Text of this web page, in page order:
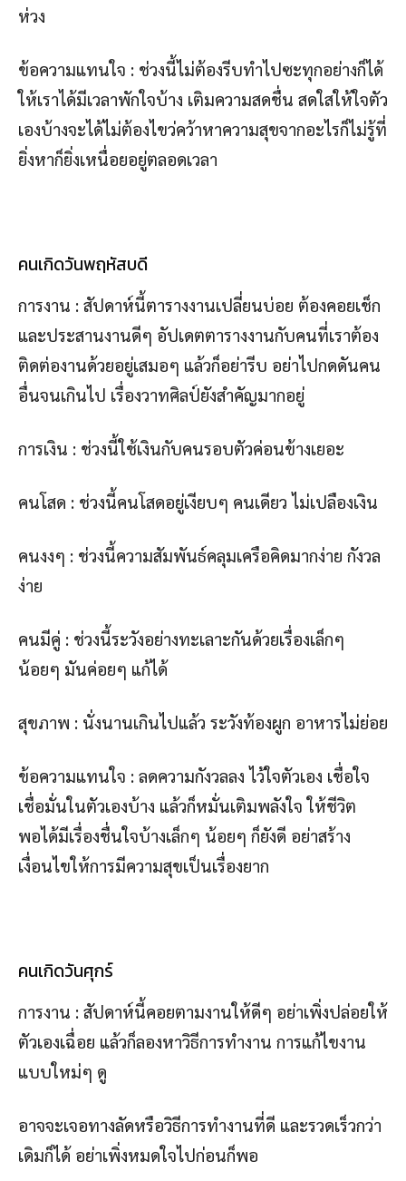
ห่วง
ข้อความแทนใจ : ช่วงนี้ไม่ต้องรีบทำไปซะทุกอย่างก็ได้
ให้เราได้มีเวลาพักใจบ้าง เติมความสดชื่น สดใสให้ใจตัว
เองบ้างจะได้ไม่ต้องไขว่คว้าหาความสุขจากอะไรก็ไม่รู้ที่
ยิ่งหาก็ยิ่งเหนื่อยอยู่ตลอดเวลา
คนเกิดวันพฤหัสบดี
การงาน : สัปดาห์นี้ตารางงานเปลี่ยนบ่อย ต้องคอยเช็ก
และประสานงานดีๆ อัปเดตตารางงานกับคนที่เราต้อง
ติดต่องานด้วยอยู่เสมอๆ แล้วก็อย่ารีบ อย่าไปกดดันคน
อื่นจนเกินไป เรื่องวาทศิลป์ยังสำคัญมากอยู่
การเงิน : ช่วงนี้ใช้เงินกับคนรอบตัวค่อนข้างเยอะ
คนโสด : ช่วงนี้คนโสดอยู่เงียบๆ คนเดียว ไม่เปลืองเงิน
คนงงๆ : ช่วงนี้ความสัมพันธ์คลุมเครือคิดมากง่าย กังวล
ง่าย
คนมีคู่ : ช่วงนี้ระวังอย่างทะเลาะกันด้วยเรื่องเล็กๆ
น้อยๆ มันค่อยๆ แก้ได้
สุขภาพ : นั่งนานเกินไปแล้ว ระวังท้องผูก อาหารไม่ย่อย
ข้อความแทนใจ : ลดความกังวลลง ไว้ใจตัวเอง เชื่อใจ
เชื่อมั่นในตัวเองบ้าง แล้วก็หมั่นเติมพลังใจ ให้ชีวิต
พอได้มีเรื่องชื่นใจบ้างเล็กๆ น้อยๆ ก็ยังดี อย่าสร้าง
เงื่อนไขให้การมีความสุขเป็นเรื่องยาก
คนเกิดวันศุกร์
การงาน : สัปดาห์นี้คอยตามงานให้ดีๆ อย่าเพิ่งปล่อยให้
ตัวเองเฉื่อย แล้วก็ลองหาวิธีการทำงาน การแก้ไขงาน
แบบใหม่ๆ ดู
อาจจะเจอทางลัดหรือวิธีการทำงานที่ดี และรวดเร็วกว่า
เดิมก็ได้ อย่าเพิ่งหมดใจไปก่อนก็พอ